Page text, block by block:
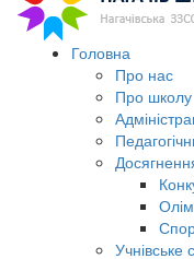
Головна
Про нас
Про школу
Учнівське